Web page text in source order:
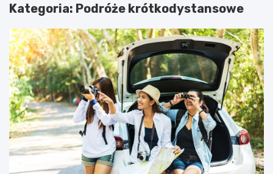
Kategoria: Podróże krótkodystansowe